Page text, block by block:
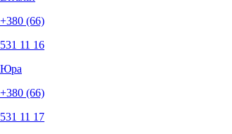
+380 (66)
531 11 16
Юра
+380 (66)
531 11 17